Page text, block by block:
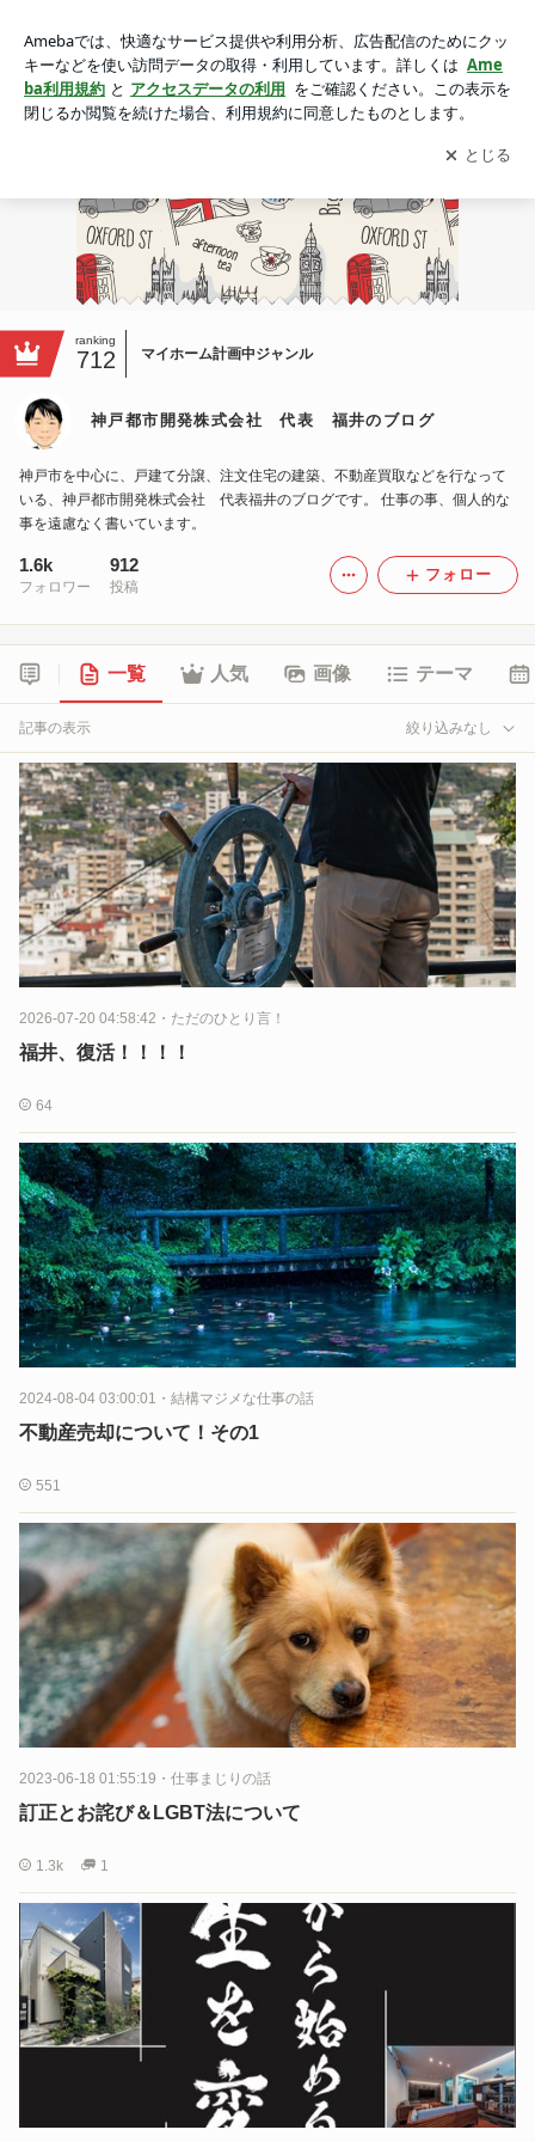
アプリをダウンロードして ブログの更新通知
を受け取りまし
ょう。
開く
ranking
712 マイホーム計画中ジャンル
神戸都市開発株式会社 代表 福井のブログ
神戸市を中心に、戸建て分譲、注文住宅の建築、不動産買取などを行なって
いる、神戸都市開発株式会社 代表福井のブログです。 仕事の事、個人的な
事を遠慮なく書いています。
1.6k
フォロワー
912
投稿
フォロー
一覧 人気 画像 テーマ
記事の表示 絞り込みなし
2026-07-20 04:58:42 ・ ただのひとり言！
福井、復活！！！！
64
2024-08-04 03:00:01 ・ 結構マジメな仕事の話
不動産売却について！その1
551
2023-06-18 01:55:19 ・ 仕事まじりの話
訂正とお詫び＆LGBT法について
1.3k 1